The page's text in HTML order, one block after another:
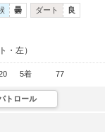
曇 ダート 良
・左）
5着 77
トロール